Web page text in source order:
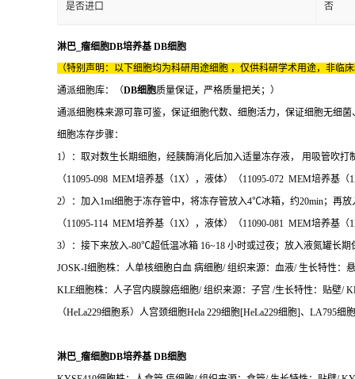
是否进口 否
淋巴_瘤细胞DB培养基 DB细胞
（特别声明：以下细胞均为科研用途细胞 ，仅供科研学术用途，非临
通派细胞库：（DB细胞质量保证，严格质量把关；）
通派细胞株来源可靠可鉴，保证细胞代数、细胞活力，保证细胞无细
细胞冻存步骤：
1）：取对数生长期细胞，经胰酶消化后加入适量冻存液， 用吸管吹打
（11095-098 MEM培养基（1X），液体）（11095-072 MEM培养基（
2）：加入1ml细胞于冻存管中，将冻存管放入4℃冰箱，约20min；再
（11095-114 MEM培养基（1X），液体）（11090-081 MEM培养基（
3）：接下来放入-80℃超低温冰箱 16~18 小时或过夜；放入液氮罐长
JOSK-I细胞株：人单核细胞白血 病细胞/ 组织来源：血液/ 生长特性：
KLE细胞株：人子宫内膜腺癌细胞/ 组织来源：子宫 /生长特性：贴壁/
（HeLa229细胞系）人宫颈细胞Hela 229细胞[HeLa229细胞]、LA795
淋巴_瘤细胞DB培养基 DB细胞